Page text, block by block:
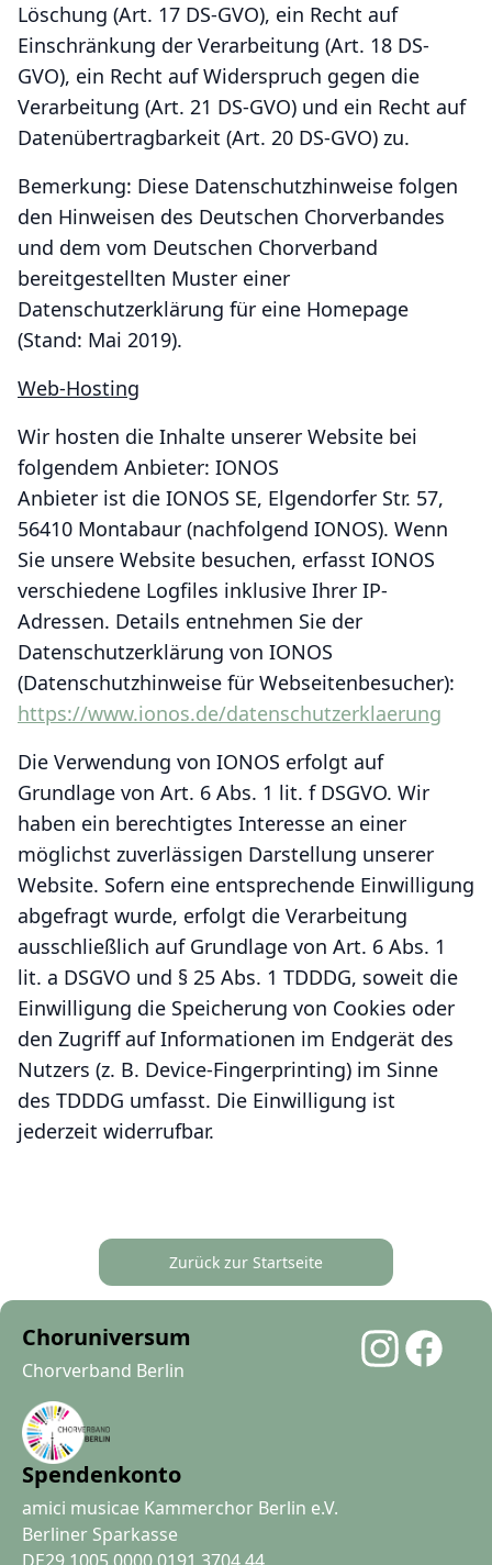
Löschung (Art. 17 DS-GVO), ein Recht auf
Einschränkung der Verarbeitung (Art. 18 DS-
GVO), ein Recht auf Widerspruch gegen die
Verarbeitung (Art. 21 DS-GVO) und ein Recht auf
Datenübertragbarkeit (Art. 20 DS-GVO) zu.
Bemerkung: Diese Datenschutzhinweise folgen
den Hinweisen des Deutschen Chorverbandes
und dem vom Deutschen Chorverband
bereitgestellten Muster einer
Datenschutzerklärung für eine Homepage
(Stand: Mai 2019).
Web-Hosting
Wir hosten die Inhalte unserer Website bei
folgendem Anbieter: IONOS
Anbieter ist die IONOS SE, Elgendorfer Str. 57,
56410 Montabaur (nachfolgend IONOS). Wenn
Sie unsere Website besuchen, erfasst IONOS
verschiedene Logfiles inklusive Ihrer IP-
Adressen. Details entnehmen Sie der
Datenschutzerklärung von IONOS
(Datenschutzhinweise für Webseitenbesucher):
https://www.ionos.de/datenschutzerklaerung
Die Verwendung von IONOS erfolgt auf
Grundlage von Art. 6 Abs. 1 lit. f DSGVO. Wir
haben ein berechtigtes Interesse an einer
möglichst zuverlässigen Darstellung unserer
Website. Sofern eine entsprechende Einwilligung
abgefragt wurde, erfolgt die Verarbeitung
ausschließlich auf Grundlage von Art. 6 Abs. 1
lit. a DSGVO und § 25 Abs. 1 TDDDG, soweit die
Einwilligung die Speicherung von Cookies oder
den Zugriff auf Informationen im Endgerät des
Nutzers (z. B. Device-Fingerprinting) im Sinne
des TDDDG umfasst. Die Einwilligung ist
jederzeit widerrufbar.
Zurück zur Startseite
Choruniversum
Chorverband Berlin
Spendenkonto
amici musicae Kammerchor Berlin e.V.
Berliner Sparkasse